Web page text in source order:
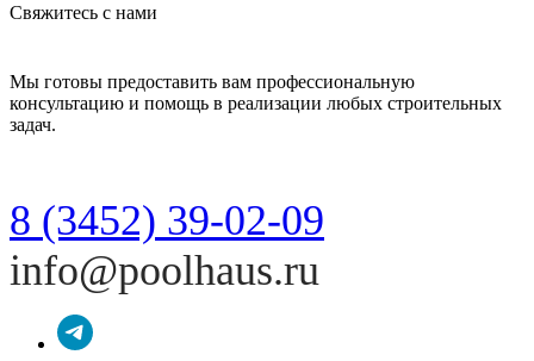
Свяжитесь с нами
Мы готовы предоставить вам профессиональную
консультацию и помощь в реализации любых строительных
задач.
8 (3452) 39-02-09
info@poolhaus.ru